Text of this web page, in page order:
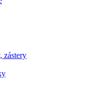
zástery